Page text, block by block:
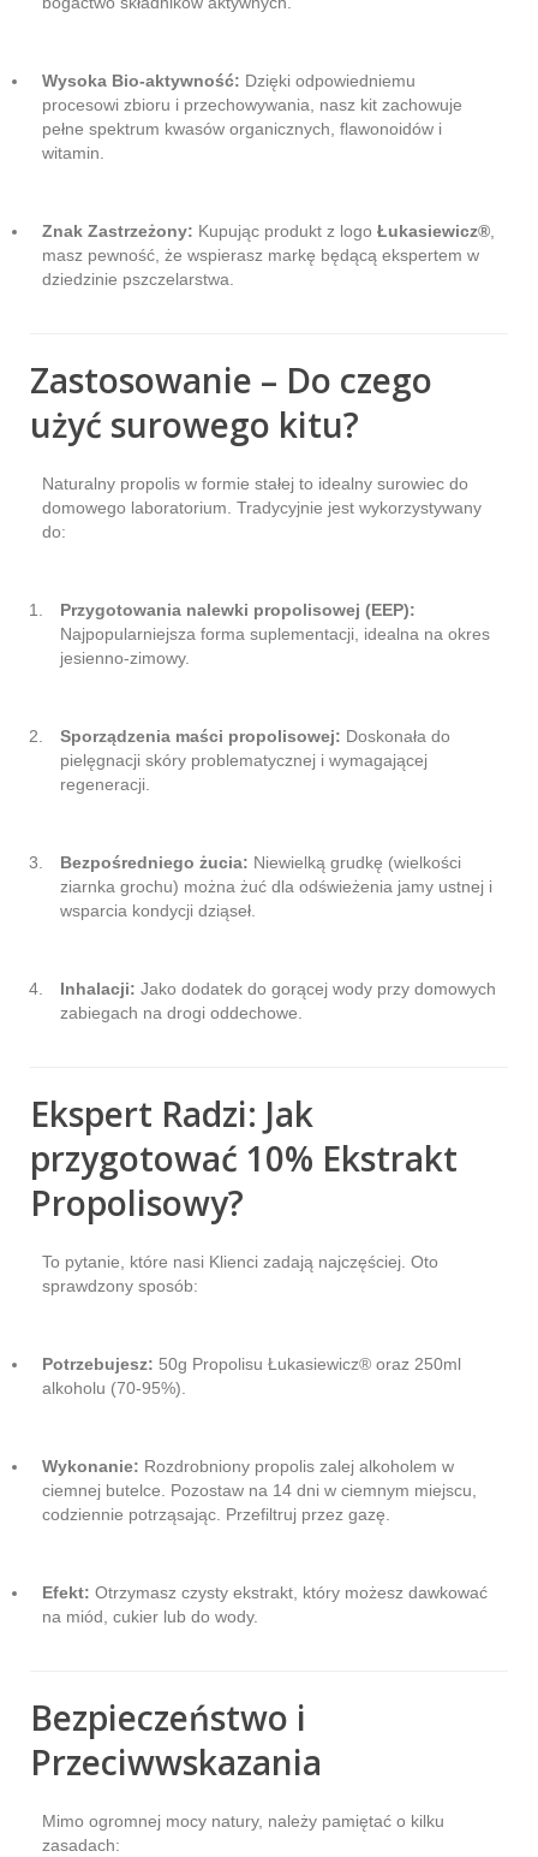
Wysoka Bio-aktywność: Dzięki odpowiedniemu
procesowi zbioru i przechowywania, nasz kit zachowuje
pełne spektrum kwasów organicznych, flawonoidów i
witamin.
Znak Zastrzeżony: Kupując produkt z logo Łukasiewicz®
masz pewność, że wspierasz markę będącą ekspertem w
dziedzinie pszczelarstwa.
Zastosowanie – Do czego
użyć surowego kitu?
Naturalny propolis w formie stałej to idealny surowiec do
domowego laboratorium. Tradycyjnie jest wykorzystywany
do:
Przygotowania nalewki propolisowej (EEP):
Najpopularniejsza forma suplementacji, idealna na okres
jesienno-zimowy.
Sporządzenia maści propolisowej: Doskonała do
pielęgnacji skóry problematycznej i wymagającej
regeneracji.
Bezpośredniego żucia: Niewielką grudkę (wielkości
ziarnka grochu) można żuć dla odświeżenia jamy ustnej i
wsparcia kondycji dziąseł.
Inhalacji: Jako dodatek do gorącej wody przy domowych
zabiegach na drogi oddechowe.
Ekspert Radzi: Jak
przygotować 10% Ekstrakt
Propolisowy?
To pytanie, które nasi Klienci zadają najczęściej. Oto
sprawdzony sposób:
Potrzebujesz: 50g Propolisu Łukasiewicz® oraz 250ml
alkoholu (70-95%).
Wykonanie: Rozdrobniony propolis zalej alkoholem w
ciemnej butelce. Pozostaw na 14 dni w ciemnym miejscu,
codziennie potrząsając. Przefiltruj przez gazę.
Efekt: Otrzymasz czysty ekstrakt, który możesz dawkować
na miód, cukier lub do wody.
Bezpieczeństwo i
Przeciwwskazania
Mimo ogromnej mocy natury, należy pamiętać o kilku
zasadach: